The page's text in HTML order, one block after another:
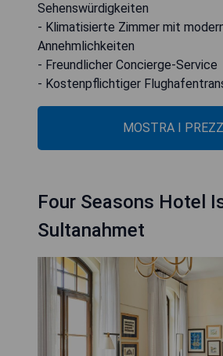
Sehenswürdigkeiten
- Klimatisierte Zimmer mit
Annehmlichkeiten
- Freundlicher Concierge-Service
- Kostenpflichtiger
MOSTRA I
Four Seasons Hotel
Sultanahmet